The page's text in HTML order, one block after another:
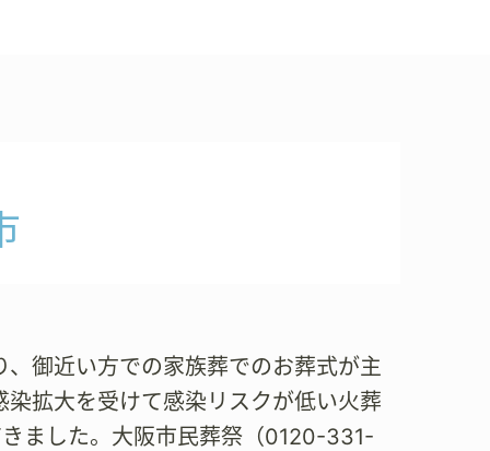
御近い方での家族葬でのお葬式が主
拡大を受けて感染リスクが低い火葬
ました。大阪市民葬祭（0120-331-